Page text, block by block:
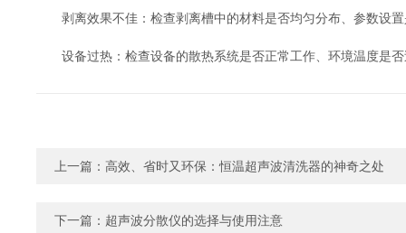
剥离效果不佳：检查剥离槽中的材料是否均匀分布、参数设置
设备过热：检查设备的散热系统是否正常工作、环境温度是否
上一篇： 高效、省时又环保：恒温超声波清洗器的神奇之处
下一篇： 超声波分散仪的选择与使用注意